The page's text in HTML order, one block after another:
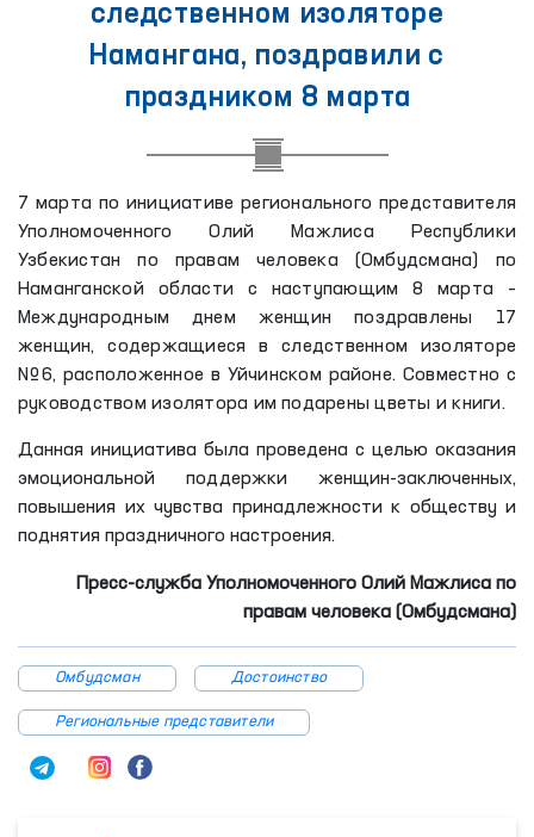
следственном изоляторе
Намангана, поздравили с
праздником 8 марта
7 марта по инициативе регионального представителя
Уполномоченного Олий Мажлиса Республики
Узбекистан по правам человека (Омбудсмана) по
Наманганской области с наступающим 8 марта –
Международным днем женщин поздравлены 17
женщин, содержащиеся в следственном изоляторе
№6, расположенное в Уйчинском районе. Совместно с
руководством изолятора им подарены цветы и книги.
Данная инициатива была проведена с целью оказания
эмоциональной поддержки женщин-заключенных,
повышения их чувства принадлежности к обществу и
поднятия праздничного настроения.
Пресс-служба Уполномоченного Олий Мажлиса по
правам человека (Омбудсмана)
Омбудсман Достоинство
Региональные представители